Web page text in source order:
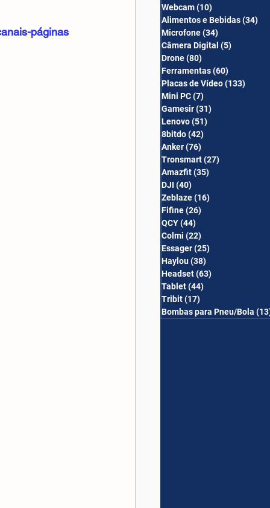
páginas
Webcam(10)
Alimentos e Bebidas(34)
Microfone(34)
Câmera Digital (5)
Drone(80)
Ferramentas(60)
Placas de Vídeo(133)
Mini PC(7)
Gamesir(31)
Lenovo(51)
8bitdo(42)
Anker(76)
Tronsmart(27)
Amazfit(35)
DJI (40)
Zeblaze(16)
Fifine(26)
QCY(44)
Colmi (22)
Essager(25)
Haylou(38)
Headset(63)
Tablet(44)
Tribit(17)
Bombas para Pneu/Bola